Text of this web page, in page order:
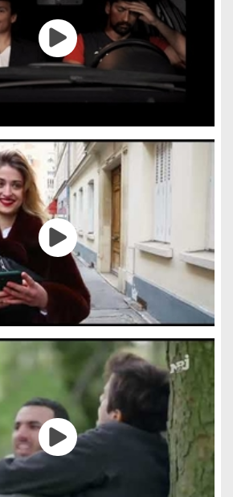
qui facilitent l'utilisation du site,
et la sécurité du site internet.